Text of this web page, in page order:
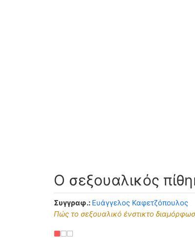
Ο σεξουαλικός
Συγγραφ.: Ευάγγελος Καφετζόπουλος
Πώς το σεξουαλικό ένστικτο